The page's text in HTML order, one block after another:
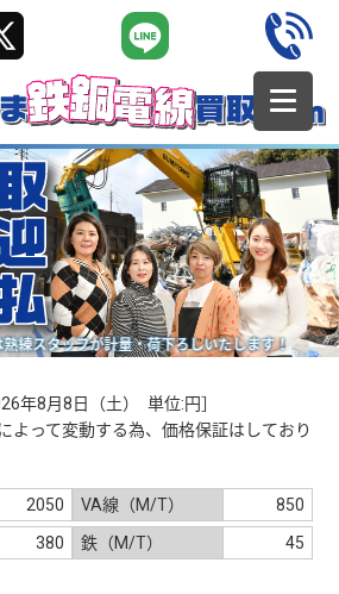
練スタッフが計量・荷下ろしいたします！
年8月8日（土） 単位:円］
よって変動する為、価格保証はしており
2050 VA線（M/T）
850
380 鉄（M/T） 45